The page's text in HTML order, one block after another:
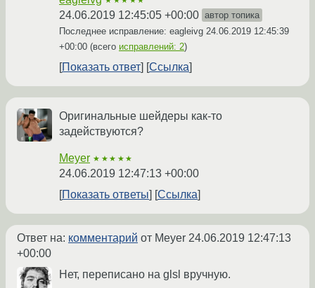
24.06.2019 12:45:05 +00:00 автор топика
Последнее исправление: eagleivg 24.06.2019 12:45:39
+00:00 (всего исправлений: 2)
Показать ответ Ссылка
Оригинальные шейдеры как-то
задействуются?
Meyer ★★★★★
24.06.2019 12:47:13 +00:00
Показать ответы
Ссылка
Ответ на: комментарий от Meyer 24.06.2019 12:47:13
+00:00
Нет, переписано на glsl вручную.